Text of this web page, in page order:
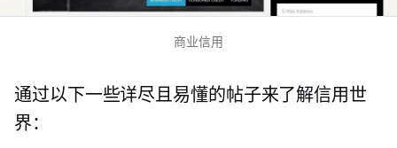
商业信用
通过以下一些详尽且易懂的帖子来了解信用世
界：